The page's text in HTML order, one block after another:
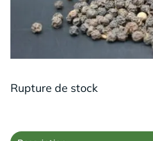
Rupture de stock